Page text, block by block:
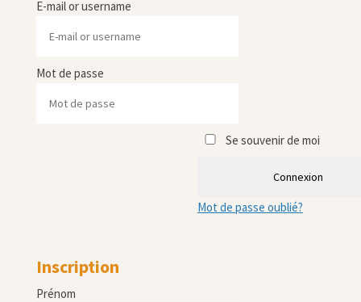
E-mail or username
Mot de passe
Se souvenir de moi
Connexion
Mot de passe oublié?
Inscription
Prénom